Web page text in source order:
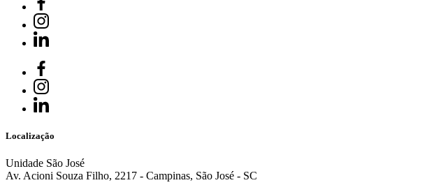
Localização
Unidade São José
Av. Acioni Souza Filho, 2217 - Campinas, São José - SC